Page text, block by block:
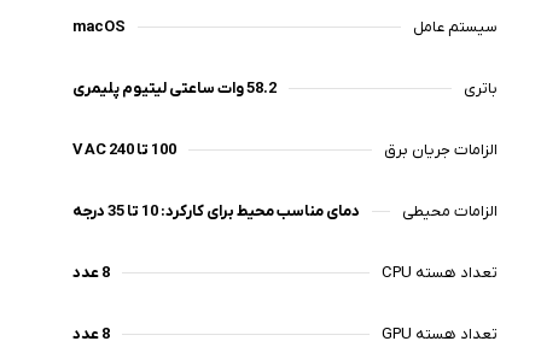
سیستم عامل macOS
باتری 58.2 وات ساعتی لیتیوم پلیمری
الزامات جریان برق 100 تا 240 V AC
الزامات محیطی دمای مناسب محیط برای کارکرد: 10 تا 35 درجه
تعداد هسته CPU 8 عدد
تعداد هسته GPU 8 عدد